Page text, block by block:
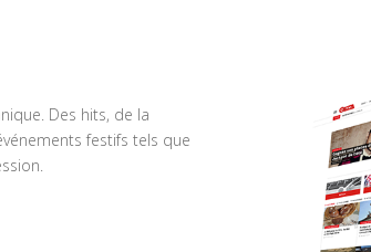
Des hits, de la
festifs tels que